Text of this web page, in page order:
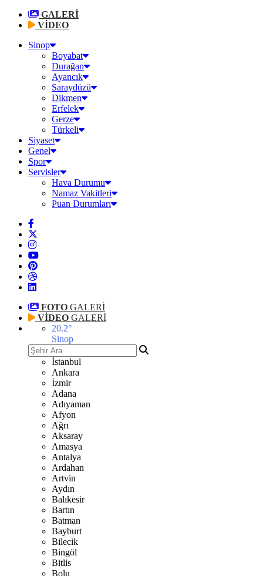
GALERİ
VİDEO
Sinop
Boyabat
Durağan
Ayancık
Saraydüzü
Dikmen
Erfelek
Gerze
Türkeli
Siyaset
Genel
Spor
Servisler
Hava Durumu
Namaz Vakitleri
Puan Durumları
FOTO GALERİ
VİDEO GALERİ
20.2°
Sinop
İstanbul
Ankara
İzmir
Adana
Adıyaman
Afyon
Ağrı
Aksaray
Amasya
Antalya
Ardahan
Artvin
Aydın
Balıkesir
Bartın
Batman
Bayburt
Bilecik
Bingöl
Bitlis
Bolu